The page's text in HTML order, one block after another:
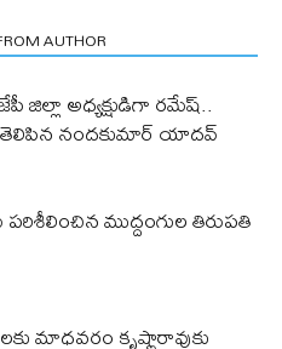
AUTHOR
జిల్లా అధ్యక్షుడిగా రమేష్‌..
తెలిపిన నందకుమార్ యాదవ్
పరిశీలించిన ముద్దంగుల తిరుపతి
మాధవరం కృష్ణారావుకు